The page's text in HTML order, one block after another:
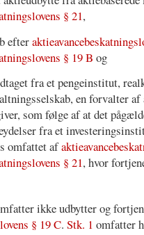
§ 21,
efter
§ 19 B og
fra et pengeinstitut,
en forvalter
som følge af at det
fra et
omfattet af
§ 21, hvor
ikke udbytter og
§ 19 C.Stk. 1 omfatter